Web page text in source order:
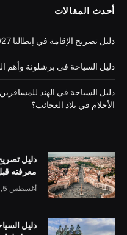
أحدث المقالات
دليل تصريح الإقامة في إيطاليا 2027: كل ما تحتاج معرفته قبل التقديم
دليل السياحة في برشلونة وأهم
الأحلام في بلاد العجائب؟
معرفته
أغسطس 5, 2026
دليل